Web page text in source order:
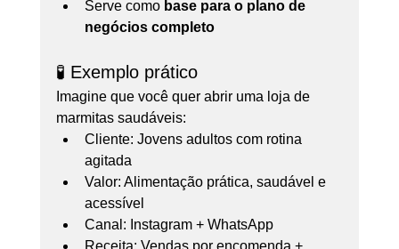
Serve como base para o plano de
negócios completo
🧪 Exemplo prático
Imagine que você quer abrir uma loja de
marmitas saudáveis:
Cliente: Jovens adultos com rotina
agitada
Valor: Alimentação prática, saudável e
acessível
Canal: Instagram + WhatsApp